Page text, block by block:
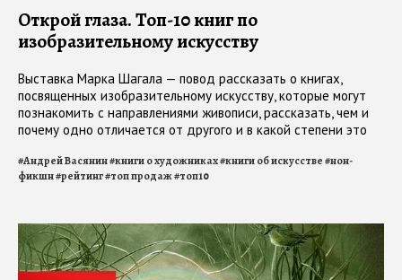
Открой глаза. Топ-10 книг по
изобразительному искусству
Выставка Марка Шагала — повод рассказать о книгах,
посвященных изобразительному искусству, которые могут
познакомить с направлениями живописи, рассказать, чем и
почему одно отличается от другого и в какой степени это
#Андрей Васянин#книги о художниках#книги об искусстве#нон-
фикшн#рейтинг#топ продаж#топ10